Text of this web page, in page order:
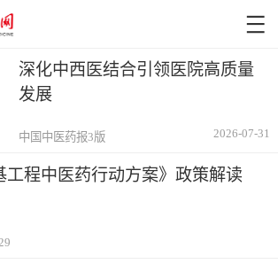
深化中西医结合引领医院高质量
发展
中国中医药报3版 2026-07-31
工程中医药行动方案》政策解读